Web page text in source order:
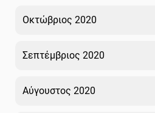
Οκτώβριος 2020
Σεπτέμβριος 2020
Αύγουστος 2020